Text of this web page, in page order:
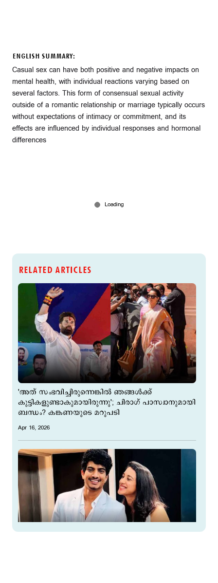
ENGLISH SUMMARY:
Casual sex can have both positive and negative impacts on
mental health, with individual reactions varying based on
several factors. This form of consensual sexual activity
outside of a romantic relationship or marriage typically occurs
without expectations of intimacy or commitment, and its
effects are influenced by individual responses and hormonal
differences
RELATED ARTICLES
‌'അത് സംഭവിച്ചിരുന്നെങ്കിൽ ഞങ്ങൾക്ക്
കുട്ടികളുണ്ടാകുമായിരുന്നു'; ചിരാഗ് പാസ്വാനുമായി
ബന്ധം? കങ്കണയുടെ മറുപടി
Apr 16, 2026